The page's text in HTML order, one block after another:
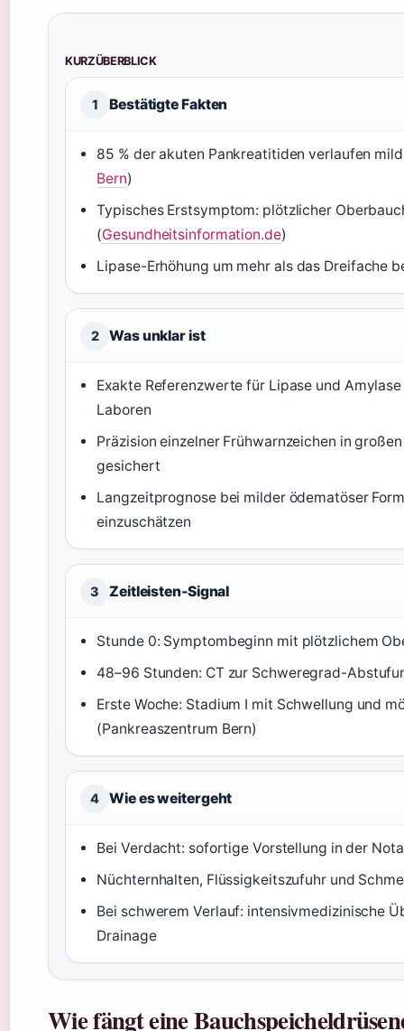
KURZÜBERBLICK
1 Bestätigte Fakten
85 % der akuten Pankreatitiden verlaufen
Bern)
Typisches Erstsymptom: plötzlicher
(Gesundheitsinformation.de)
Lipase-Erhöhung um mehr als das Dreifache
2 Was unklar ist
Exakte Referenzwerte für Lipase und
Laboren
Präzision einzelner Frühwarnzeichen in
gesichert
Langzeitprognose bei milder ödematöser
einzuschätzen
3 Zeitleisten-Signal
Stunde 0: Symptombeginn mit plötzlichem
48–96 Stunden: CT zur Schweregrad-
Erste Woche: Stadium I mit Schwellung und
(Pankreaszentrum Bern)
4 Wie es weitergeht
Bei Verdacht: sofortige Vorstellung in der
Nüchternhalten, Flüssigkeitszufuhr und
Bei schwerem Verlauf: intensivmedizinische
Drainage
Wie fängt eine